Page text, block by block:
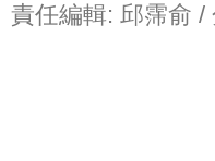
責任編輯: 邱霈俞 /